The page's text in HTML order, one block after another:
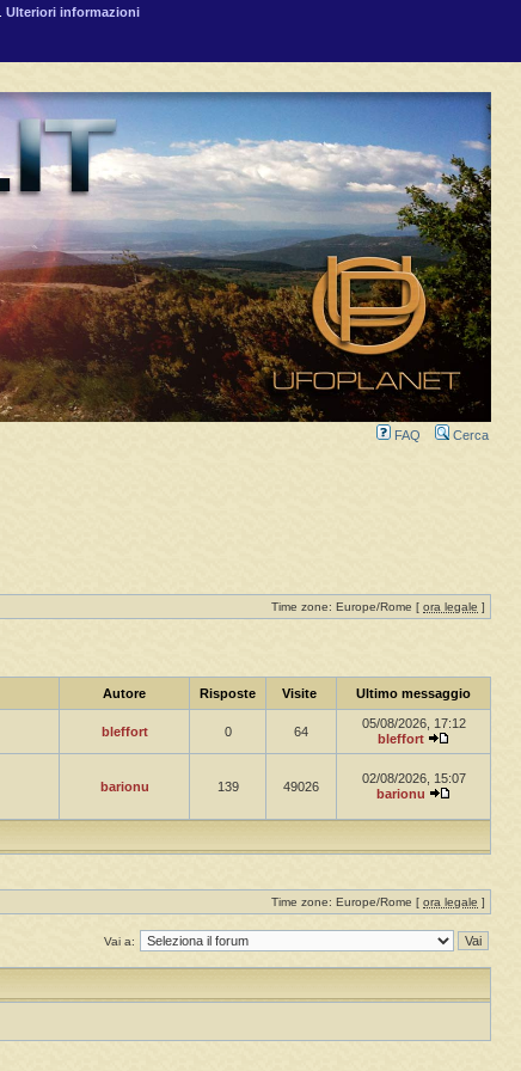
Ulteriori informazioni
FAQ Cerca
Time zone: Europe/Rome [ ora legale ]
Autore Risposte Visite Ultimo messaggio
bleffort 0 64
05/08/2026, 17:12
bleffort
barionu 139 49026
02/08/2026, 15:07
barionu
Time zone: Europe/Rome [ ora legale ]
Vai a: